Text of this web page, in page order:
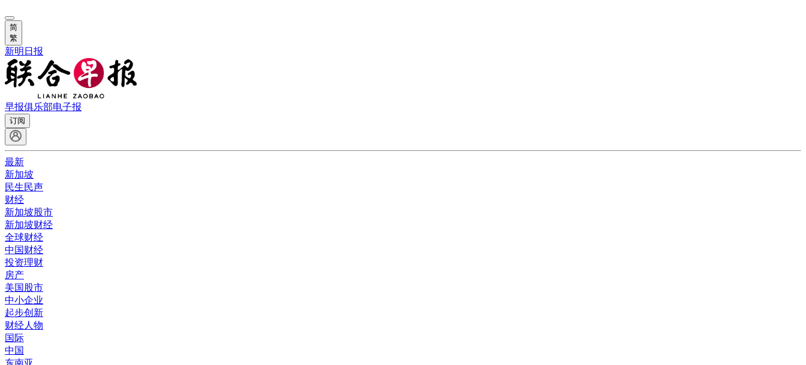
简
繁
新明日报
早报俱乐部电子报
订阅
最新
新加坡
民生民声
财经
新加坡股市
新加坡财经
全球财经
中国财经
投资理财
房产
美国股市
中小企业
起步创新
财经人物
国际
中国
东南亚